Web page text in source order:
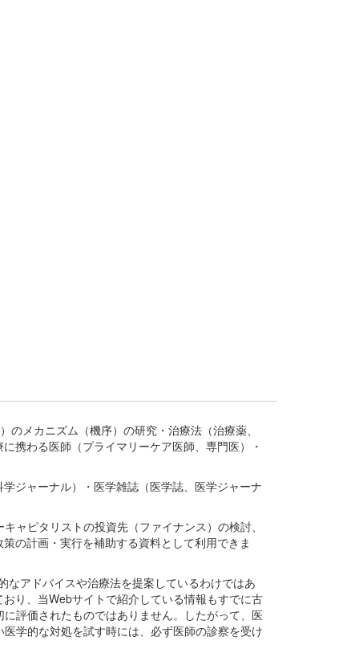
メカニズム（機序）の研究・治療法（治療薬、
携わる医師（プライマリーケア医師、専門医）・
ジャーナル）・医学雑誌（医学誌、医学ジャーナ
ャピタリストの投資先（ファイナンス）の検討、
の計画・実行を補助する資料として利用できま
なアドバイスや治療法を提案しているわけではあ
り、当Webサイトで紹介している情報もすでに古
評価されたものではありません。したがって、医
学的な対処を試す時には、必ず医師の診察を受け